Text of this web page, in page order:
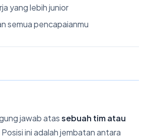
yang lebih junior
semua pencapaianmu
jawab atassebuah tim atau
Posisi ini adalah jembatan antara